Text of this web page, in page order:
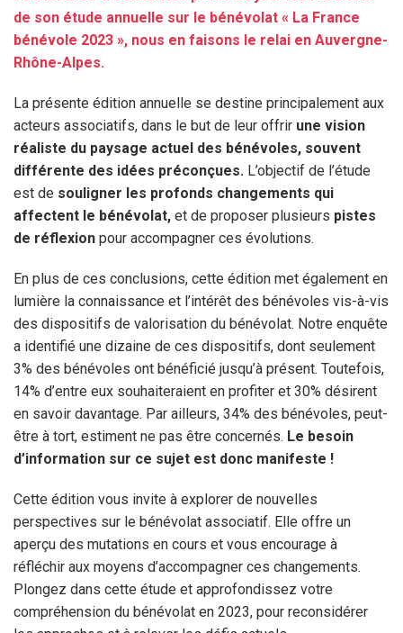
de son étude annuelle sur le bénévolat « La France
bénévole 2023 », nous en faisons le relai en Auvergne-
Rhône-Alpes.
La présente édition annuelle se destine principalement aux
acteurs associatifs, dans le but de leur offrir une vision
réaliste du paysage actuel des bénévoles, souvent
différente des idées préconçues. L’objectif de l’étude
est de souligner les profonds changements qui
affectent le bénévolat, et de proposer plusieurs pistes
de réflexion pour accompagner ces évolutions.
En plus de ces conclusions, cette édition met également en
lumière la connaissance et l’intérêt des bénévoles vis-à-vis
des dispositifs de valorisation du bénévolat. Notre enquête
a identifié une dizaine de ces dispositifs, dont seulement
3% des bénévoles ont bénéficié jusqu’à présent. Toutefois,
14% d’entre eux souhaiteraient en profiter et 30% désirent
en savoir davantage. Par ailleurs, 34% des bénévoles, peut-
être à tort, estiment ne pas être concernés. Le besoin
d’information sur ce sujet est donc manifeste !
Cette édition vous invite à explorer de nouvelles
perspectives sur le bénévolat associatif. Elle offre un
aperçu des mutations en cours et vous encourage à
réfléchir aux moyens d’accompagner ces changements.
Plongez dans cette étude et approfondissez votre
compréhension du bénévolat en 2023, pour reconsidérer